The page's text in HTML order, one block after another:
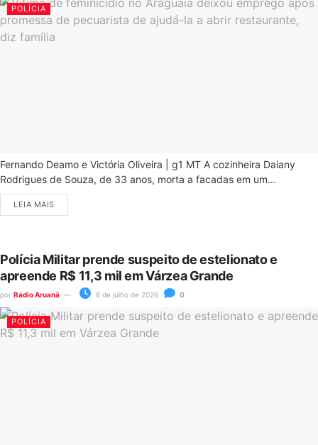
POLÍCIA
Fernando Deamo e Victória Oliveira | g1 MT A cozinheira Daiany
Rodrigues de Souza, de 33 anos, morta a facadas em um...
LEIA MAIS
Polícia Militar prende suspeito de estelionato e
apreende R$ 11,3 mil em Várzea Grande
por Rádio Aruanã 8 de julho de 2026 0
POLÍCIA